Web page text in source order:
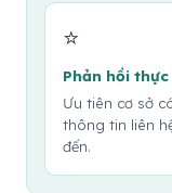
⭐
Phản hồi
Ưu tiên cơ sở
thông tin liên
đến.